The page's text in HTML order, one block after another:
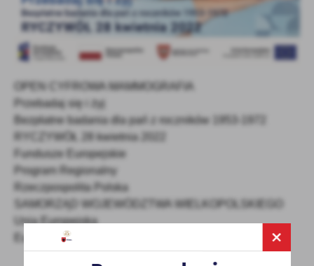
OPEN CYFROWA MAMMOGRAFIA
Przebadaj się i żyj
Bezpłatne badania dla pań z roczników 1953-1972
RYCZYWÓŁ 28 kwietnia 2022
Fundusze Europejskie
Program Regionalny
Rzeczpospolita Polska
SAMORZĄD WOJEWÓDZTWA WIELKOPOLSKIEGO
Unia Europejska
Europejski Fundusz Społeczny